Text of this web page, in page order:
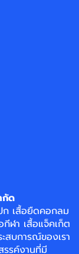
กัด
ก เสื้อยืดคอกลม
กีฬา เสื้อแจ็คเก็ต
บการณ์ของเรา
รรค์งานที่มี